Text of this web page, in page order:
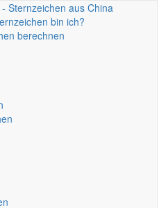
Sternzeichen aus China
bin ich?
berechnen